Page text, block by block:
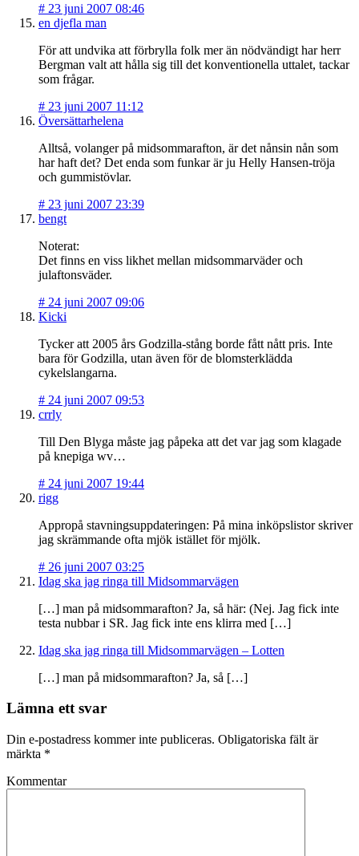
# 23 juni 2007 08:46
en djefla man
För att undvika att förbrylla folk mer än nödvändigt har herr
Bergman valt att hålla sig till det konventionella uttalet, tackar
som frågar.
# 23 juni 2007 11:12
Översättarhelena
Alltså, volanger på midsommarafton, är det nånsin nån som
har haft det? Det enda som funkar är ju Helly Hansen-tröja
och gummistövlar.
# 23 juni 2007 23:39
bengt
Noterat:
Det finns en viss likhet mellan midsommarväder och
julaftonsväder.
# 24 juni 2007 09:06
Kicki
Tycker att 2005 års Godzilla-stång borde fått nått pris. Inte
bara för Godzilla, utan även för de blomsterklädda
cykelslangarna.
# 24 juni 2007 09:53
crrly
Till Den Blyga måste jag påpeka att det var jag som klagade
på knepiga wv…
# 24 juni 2007 19:44
rigg
Appropå stavningsuppdateringen: På mina inköpslistor skriver
jag skrämmande ofta mjök istället för mjölk.
# 26 juni 2007 03:25
Idag ska jag ringa till Midsommarvägen
[…] man på midsommarafton? Ja, så här: (Nej. Jag fick inte
testa nubbar i SR. Jag fick inte ens klirra med […]
Idag ska jag ringa till Midsommarvägen – Lotten
[…] man på midsommarafton? Ja, så […]
Lämna ett svar
Din e-postadress kommer inte publiceras. Obligatoriska fält är
märkta *
Kommentar